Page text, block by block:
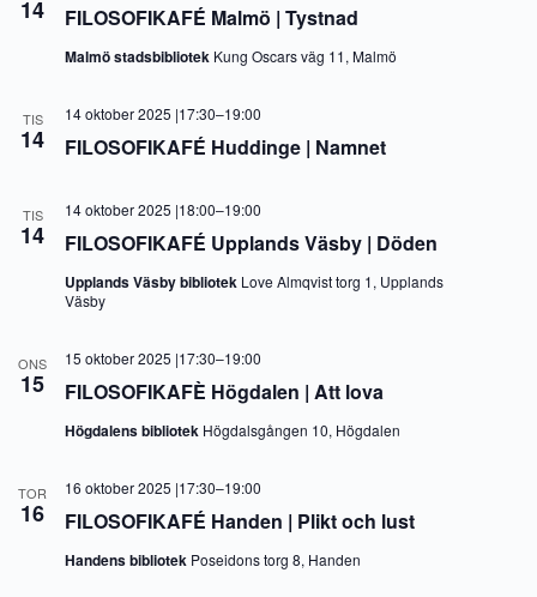
14 FILOSOFIKAFÉ Malmö | Tystnad
Malmö stadsbibliotek Kung Oscars väg 11, Malmö
TIS
14 FILOSOFIKAFÉ Huddinge | Namnet
14 oktober 2025 |17:30–19:00
TIS
14 FILOSOFIKAFÉ Upplands Väsby | Döden
14 oktober 2025 |18:00–19:00
Upplands Väsby bibliotek Love Almqvist torg 1, Upplands
Väsby
ONS
15 FILOSOFIKAFÈ Högdalen | Att lova
15 oktober 2025 |17:30–19:00
Högdalens bibliotek Högdalsgången 10, Högdalen
TOR
16 FILOSOFIKAFÉ Handen | Plikt och lust
16 oktober 2025 |17:30–19:00
Handens bibliotek Poseidons torg 8, Handen